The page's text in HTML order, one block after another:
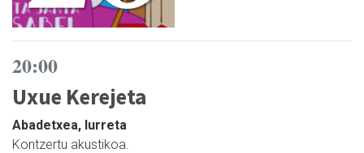
20:00
Uxue Kerejeta
Abadetxea, Iurreta
Kontzertu akustikoa.